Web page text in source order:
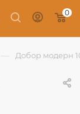
0
— Добор модерн